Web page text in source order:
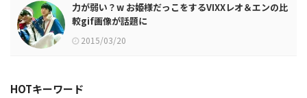
力が弱い？w お姫様だっこをするVIXXレオ＆エンの比
較gif画像が話題に
2015/03/20
HOTキーワード